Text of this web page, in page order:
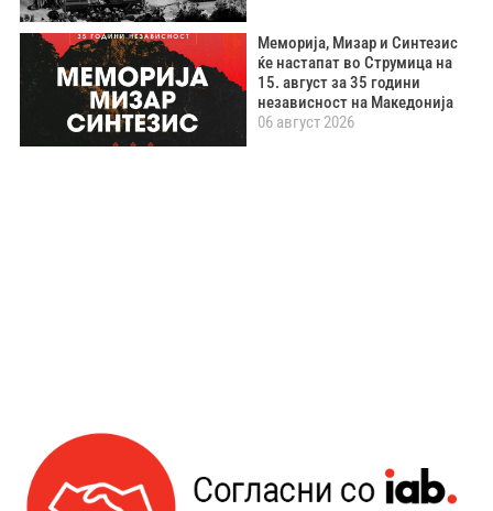
Меморија, Мизар и Синтезис
ќе настапат во Струмица на
15. август за 35 години
независност на Македонија
06 август 2026